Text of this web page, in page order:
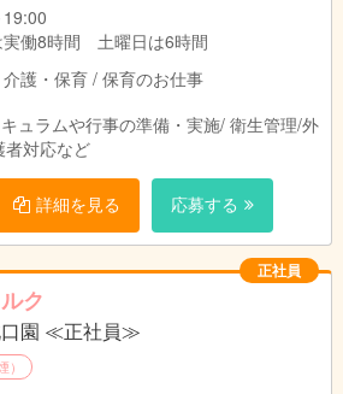
実働8時間 土曜日は6時間
護・保育 / 保育のお仕事
ュラムや行事の準備・実施/ 衛生管理/外
者対応など
詳細を見る 応募する
正社員
ク
口園 ≪正社員≫